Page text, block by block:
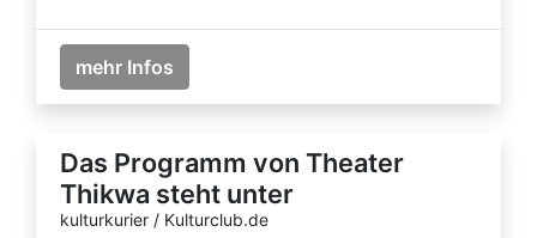
mehr Infos
Das Programm von Theater
Thikwa steht unter
kulturkurier / Kulturclub.de